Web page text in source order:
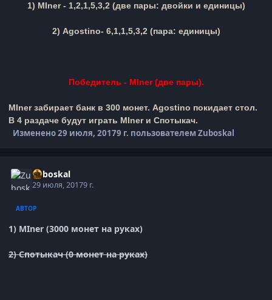
1) MIner- 1,2,1,5,3,2(две пары: двойки и единицы)
2) Agostino- 6,1,1,5,3,2(пара: единицы)
Победитель - MIner (две пары).
MIner забирает банк в 300 монет. Agostino покидает стол.
В 4 раздаче будут играть MIner и Спотыкач.
Изменено29 июля, 20179 г. пользователем Zuboskal
Zuboskal
29 июля, 20179 г.
АВТОР
1) MIner (3000 монет на руках)
2) Спотыкач (0 монет на руках)